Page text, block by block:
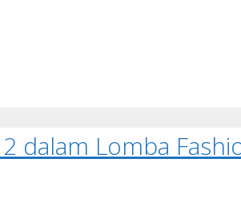
dalam Lomba